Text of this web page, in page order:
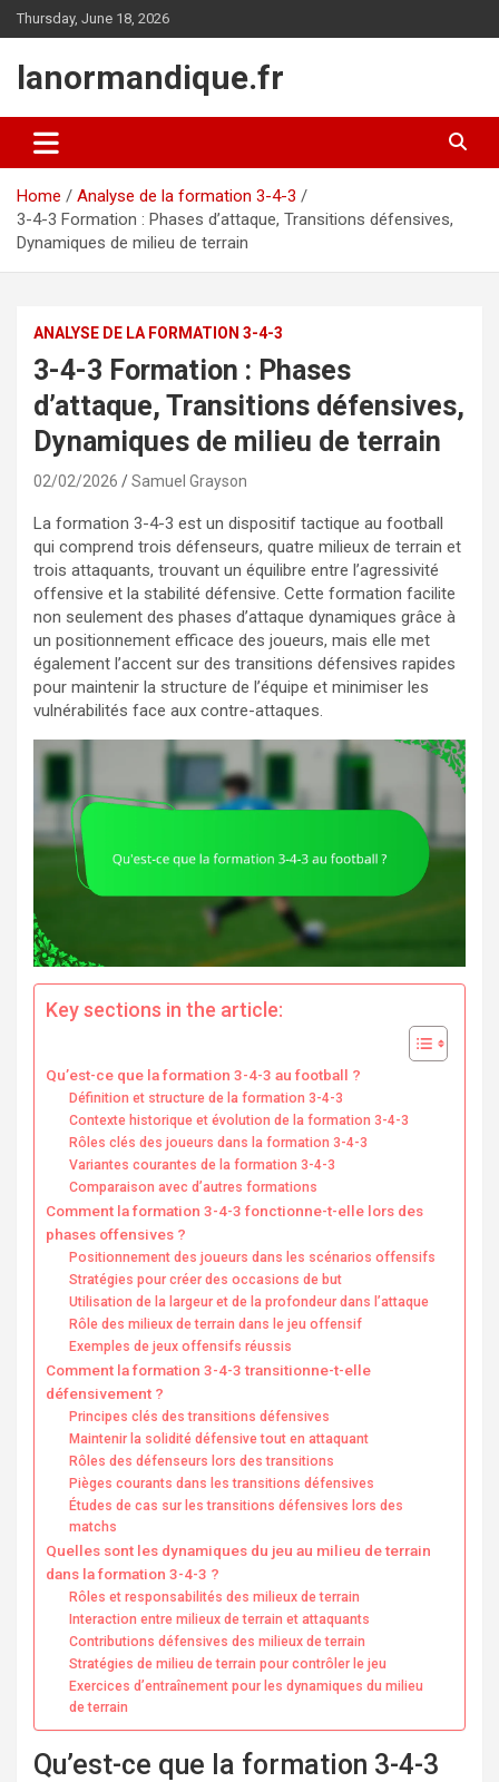
Skip
to
Thursday, June 18, 2026
lanormandique.fr
Home
Analyse de la formation 3-4-3
3-4-3 Formation : Phases d’attaque, Transitions défensives,
Dynamiques de milieu de terrain
ANALYSE DE LA FORMATION 3-4-3
3-4-3 Formation : Phases
d’attaque, Transitions défensives,
Dynamiques de milieu de terrain
02/02/2026 Samuel Grayson
La formation 3-4-3 est un dispositif tactique au football
qui comprend trois défenseurs, quatre milieux de terrain et
trois attaquants, trouvant un équilibre entre l’agressivité
offensive et la stabilité défensive. Cette formation facilite
non seulement des phases d’attaque dynamiques grâce à
un positionnement efficace des joueurs, mais elle met
également l’accent sur des transitions défensives rapides
pour maintenir la structure de l’équipe et minimiser les
vulnérabilités face aux contre-attaques.
Key sections in the article:
Qu’est-ce que la formation 3-4-3 au football ?
Définition et structure de la formation 3-4-3
Contexte historique et évolution de la formation 3-4-3
Rôles clés des joueurs dans la formation 3-4-3
Variantes courantes de la formation 3-4-3
Comparaison avec d’autres formations
Comment la formation 3-4-3 fonctionne-t-elle lors des
phases offensives ?
Positionnement des joueurs dans les scénarios offensifs
Stratégies pour créer des occasions de but
Utilisation de la largeur et de la profondeur dans l’attaque
Rôle des milieux de terrain dans le jeu offensif
Exemples de jeux offensifs réussis
Comment la formation 3-4-3 transitionne-t-elle
défensivement ?
Principes clés des transitions défensives
Maintenir la solidité défensive tout en attaquant
Rôles des défenseurs lors des transitions
Pièges courants dans les transitions défensives
Études de cas sur les transitions défensives lors des
matchs
Quelles sont les dynamiques du jeu au milieu de terrain
dans la formation 3-4-3 ?
Rôles et responsabilités des milieux de terrain
Interaction entre milieux de terrain et attaquants
Contributions défensives des milieux de terrain
Stratégies de milieu de terrain pour contrôler le jeu
Exercices d’entraînement pour les dynamiques du milieu
de terrain
Qu’est-ce que la formation 3-4-3